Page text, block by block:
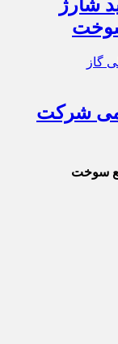
شارژ
شرکت
سوخت